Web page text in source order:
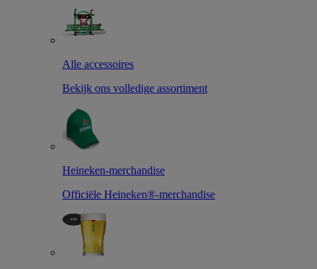
Alle accessoires
Bekijk ons volledige assortiment
Heineken-merchandise
Officiële Heineken®-merchandise